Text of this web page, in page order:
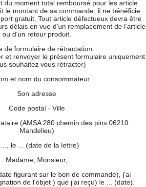
du moment total remboursé pour les article
le montant de sa commande, il ne bénéficie
gratuit. Tout article défectueux devra être
délais en vue d'un remplacement de l'article
ou d'un retour produit.
de formulaire de rétractation:
et renvoyer le présent formulaire uniquement
souhaitez vous rétracter)
et nom du consommateur
Son adresse
Code postal - Ville
(AMSA 280 chemin des pins 06210
Mandelieu)
le ... (date de la lettre)
Madame, Monsieur,
figurant sur le bon de commande), j'ai
de l'objet ) que j'ai reçu) le ... (date).